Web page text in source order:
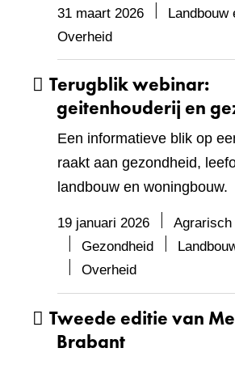
31 maart 2026
Landbouw
Overheid
Terugblik webinar:
geitenhouderij en
Een informatieve blik op
raakt aan gezondheid,
landbouw en woningbouw.
19 januari 2026
Agrarisch
Gezondheid
Overheid
Tweede editie van
Brabant